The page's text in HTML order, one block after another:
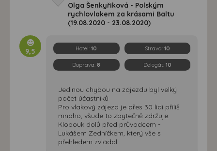
Olga Šenkyřiková - Polským
rychlovlakem za krásami Baltu
(19.08.2020 - 23.08.2020)
9,5 Hotel:10 Strava: 10
Doprava: 8 Delegát: 10
Jedinou chybou na zájezdu byl velký
počet účastníků
Pro vlakový zájezd je přes 30 lidí příliš
mnoho, všude to zbytečně zdržuje.
Klobouk dolů před průvodcem -
Lukášem Zedníčkem, který vše s
přehledem zvládal.